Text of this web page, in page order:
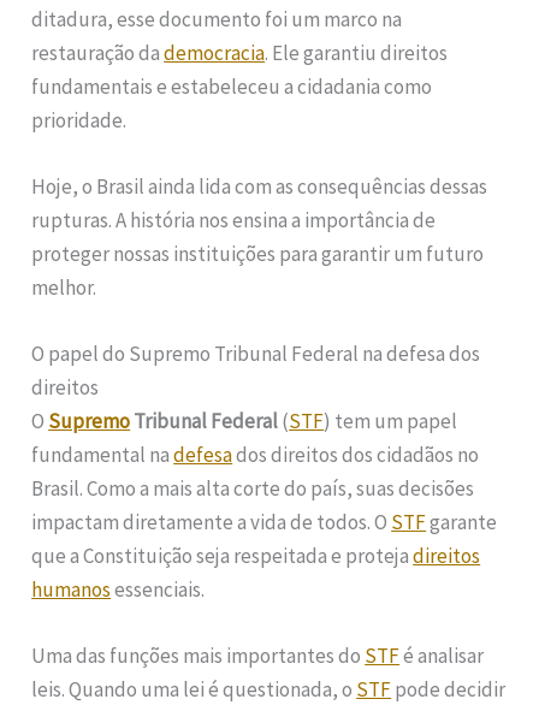
ditadura, esse documento foi um marco na
restauração dademocracia. Ele garantiu direitos
fundamentais e estabeleceu a cidadania como
prioridade.
Hoje, o Brasil ainda lida com as consequências dessas
rupturas. A história nos ensina a importância de
proteger nossas instituições para garantir um futuro
melhor.
O papel do Supremo Tribunal Federal na defesa dos
direitos
O SupremoTribunal Federal(STF) tem um papel
fundamental nadefesados direitos dos cidadãos no
Brasil. Como a mais alta corte do país, suas decisões
impactam diretamente a vida de todos. O STFgarante
que a Constituição seja respeitada e protejadireitos
humanosessenciais.
Uma das funções mais importantes do STFé analisar
leis. Quando uma lei é questionada, o STFpode decidir